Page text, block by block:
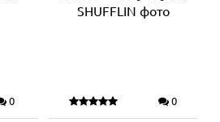
0 0